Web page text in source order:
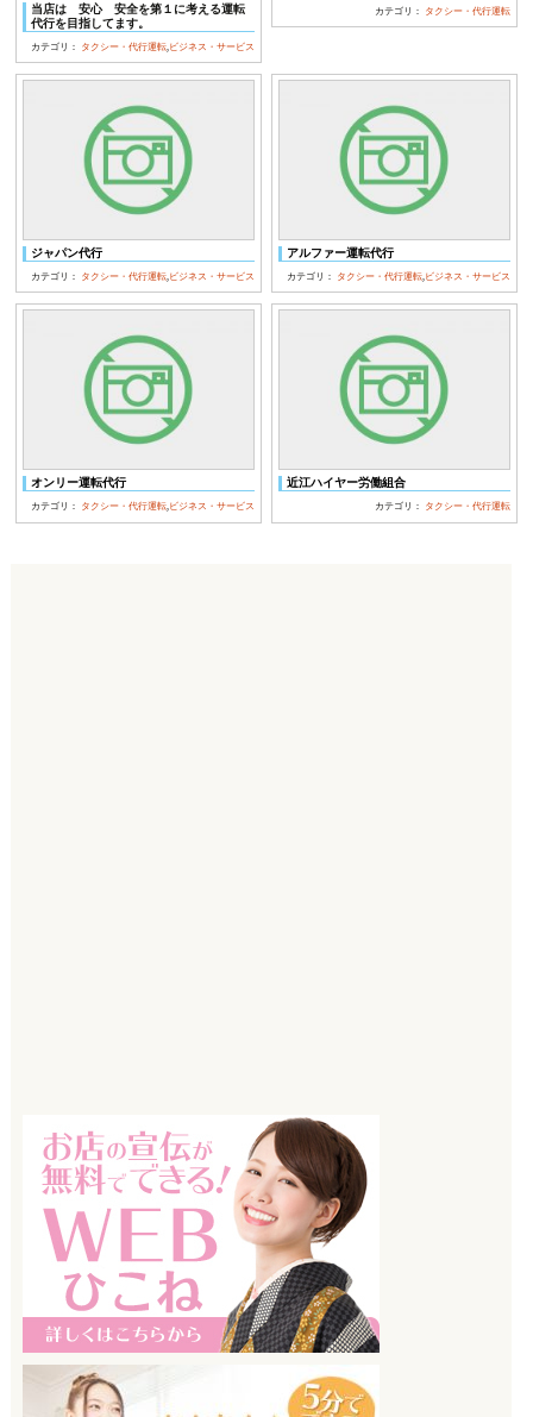
当店は 安心 安全を第１に考える運転
代行を目指してます。
カテゴリ： タクシー・代行運転 ビジネス・サービス
カテゴリ： タクシー・代行運転
ジャパン代行
カテゴリ： タクシー・代行運転,ビジネス・サービス
アルファー運転代行
カテゴリ： タクシー・代行運転,ビジネス・サービス
オンリー運転代行
カテゴリ： タクシー・代行運転,ビジネス・サービス
近江ハイヤー労働組合
カテゴリ： タクシー・代行運転